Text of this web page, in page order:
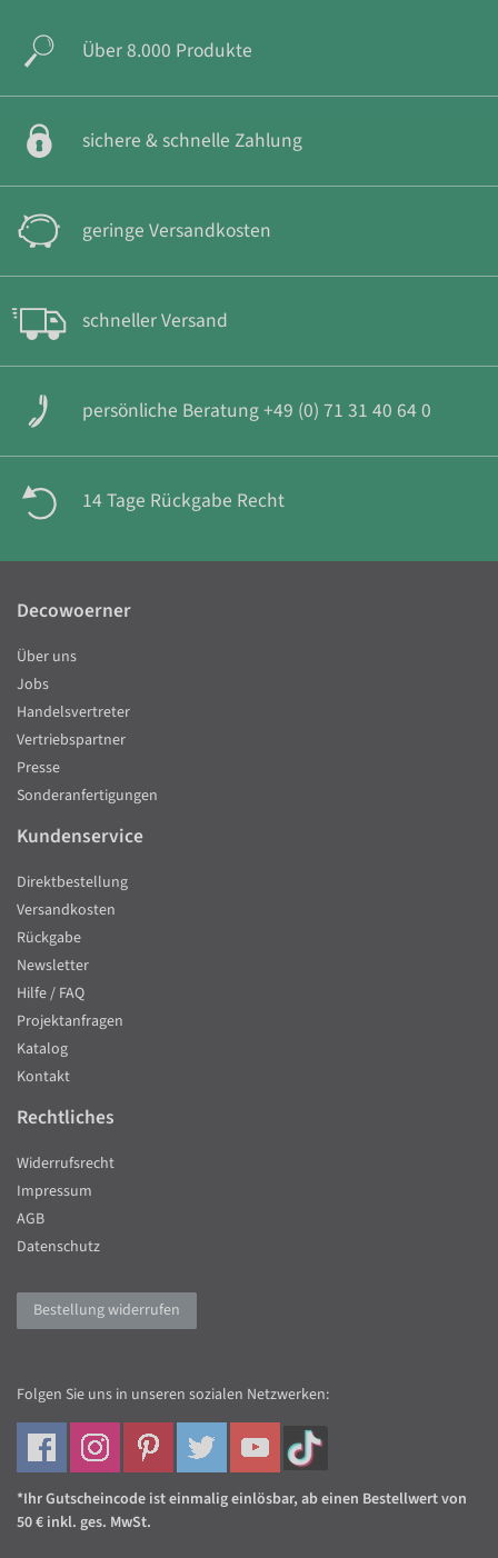
Über 8.000 Produkte
sichere & schnelle Zahlung
geringe Versandkosten
schneller Versand
persönliche Beratung +49 (0) 71 31 40 64 0
14 Tage Rückgabe Recht
Decowoerner
Über uns
Jobs
Handelsvertreter
Vertriebspartner
Presse
Sonderanfertigungen
Kundenservice
Direktbestellung
Versandkosten
Rückgabe
Newsletter
Hilfe / FAQ
Projektanfragen
Katalog
Kontakt
Rechtliches
Widerrufsrecht
Impressum
AGB
Datenschutz
Bestellung widerrufen
Folgen Sie uns in unseren sozialen Netzwerken:
*Ihr Gutscheincode ist einmalig einlösbar, ab einen Bestellwert von
50 € inkl. ges. MwSt.